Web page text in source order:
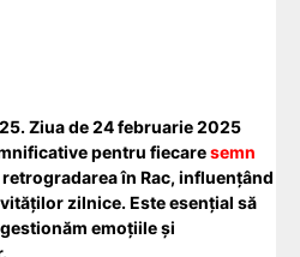
Ziua de 24 februarie 2025
pentru fiecaresemn
în Rac, influențând
zilnice. Este esențial să
emoțiile și